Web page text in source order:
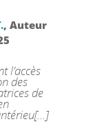
, Auteur
l’accès
des
de